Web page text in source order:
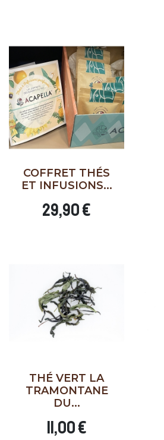
COFFRET THÉS
ET INFUSIONS...
29,90 €
THÉ VERT LA
TRAMONTANE
DU...
11,00 €